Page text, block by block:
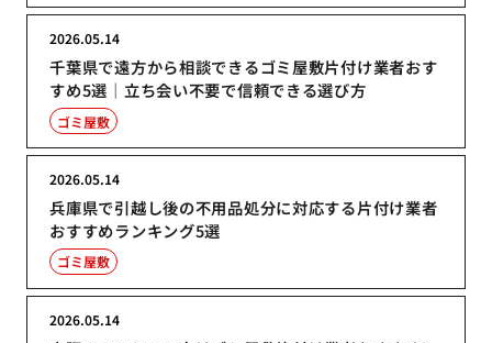
千葉県で遠方から相談できるゴミ屋敷片付け業者おす
すめ5選｜立ち会い不要で信頼できる選び方
2026.05.14
ゴミ屋敷
兵庫県で引越し後の不用品処分に対応する片付け業者
おすすめランキング5選
2026.05.14
ゴミ屋敷
2026.05.14